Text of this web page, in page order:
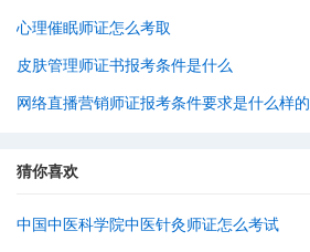
心理催眠师证怎么考取
皮肤管理师证书报考条件是什么
网络直播营销师证报考条件要求是什么样的
猜你喜欢
中国中医科学院中医针灸师证怎么考试